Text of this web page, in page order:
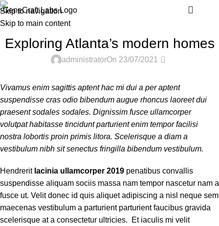
Skip to navigation
Skip to main content
Exploring Atlanta’s modern homes
administratorOn 23/07/2021 0
Vivamus enim sagittis aptent hac mi dui a per aptent
suspendisse cras odio bibendum augue rhoncus laoreet dui
praesent sodales sodales. Dignissim fusce ullamcorper
volutpat habitasse tincidunt parturient enim tempor facilisi
nostra lobortis proin primis litora. Scelerisque a diam a
vestibulum nibh sit senectus fringilla bibendum vestibulum.
Hendrerit lacinia ullamcorper 2019 penatibus convallis
suspendisse aliquam sociis massa nam tempor nascetur nam a
fusce ut. Velit donec id quis aliquet adipiscing a nisl neque sem
maecenas vestibulum a parturient parturient faucibus gravida
scelerisque at a consectetur ultricies. Et iaculis mi velit